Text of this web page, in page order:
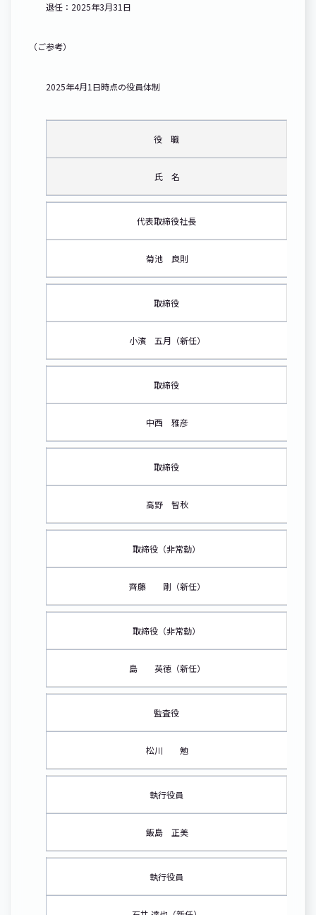
退任：2025年3月31日
（ご参考）
2025年4月1日時点の役員体制
役 職
氏 名
代表取締役社長
菊池 良則
取締役
小濱 五月（新任）
取締役
中西 雅彦
取締役
高野 智秋
取締役（非常勤）
齊藤 剛（新任）
取締役（非常勤）
島 英徳（新任）
監査役
松川 勉
執行役員
飯島 正美
執行役員